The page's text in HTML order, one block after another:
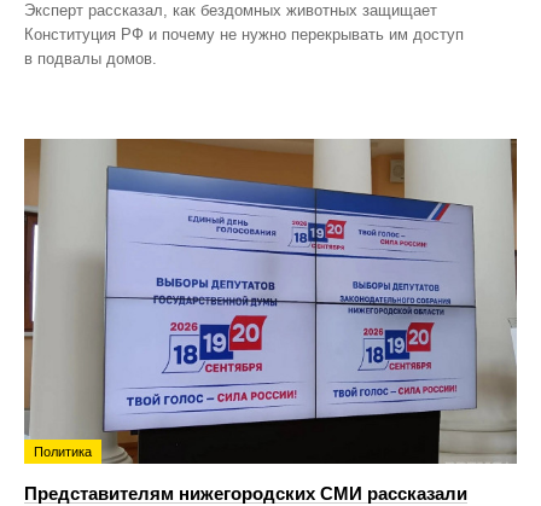
Эксперт рассказал, как бездомных животных защищает
Конституция РФ и почему не нужно перекрывать им доступ
в подвалы домов.
Политика
Представителям нижегородских СМИ рассказали